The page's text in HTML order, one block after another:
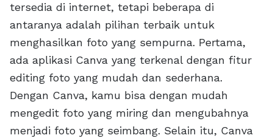
tersedia di internet, tetapi beberapa di
antaranya adalah pilihan terbaik untuk
menghasilkan foto yang sempurna. Pertama,
ada aplikasi Canva yang terkenal dengan fitur
editing foto yang mudah dan sederhana.
Dengan Canva, kamu bisa dengan mudah
mengedit foto yang miring dan mengubahnya
menjadi foto yang seimbang. Selain itu, Canva